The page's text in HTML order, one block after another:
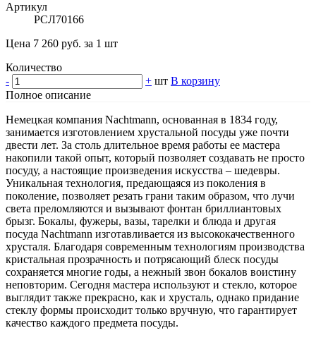
Артикул
РСЛ70166
Цена 7 260 руб. за 1 шт
Количество
-
+ шт В корзину
Полное описание
Немецкая компания Nachtmann, основанная в 1834 году,
занимается изготовлением хрустальной посуды уже почти
двести лет. За столь длительное время работы ее мастера
накопили такой опыт, который позволяет создавать не просто
посуду, а настоящие произведения искусства – шедевры.
Уникальная технология, предающаяся из поколения в
поколение, позволяет резать грани таким образом, что лучи
света преломляются и вызывают фонтан бриллиантовых
брызг. Бокалы, фужеры, вазы, тарелки и блюда и другая
посуда Nachtmann изготавливается из высококачественного
хрусталя. Благодаря современным технологиям производства
кристальная прозрачность и потрясающий блеск посуды
сохраняется многие годы, а нежный звон бокалов воистину
неповторим. Сегодня мастера используют и стекло, которое
выглядит также прекрасно, как и хрусталь, однако придание
стеклу формы происходит только вручную, что гарантирует
качество каждого предмета посуды.